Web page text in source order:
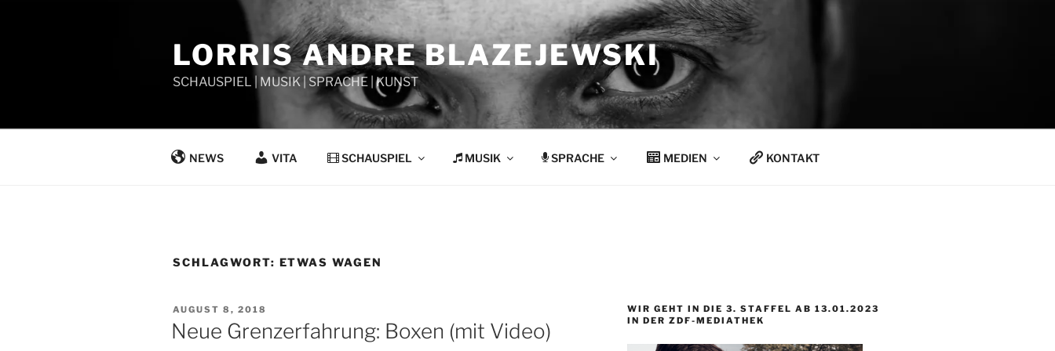
LORRIS ANDRE BLAZEJEWSKI
SCHAUSPIEL | MUSIK | SPRACHE | KUNST
NEWS VITA SCHAUSPIEL MUSIK SPRACHE MEDIEN KONTAKT
SCHLAGWORT: ETWAS WAGEN
VERÖFFENTLICHT
AM
AUGUST 8, 2018
Neue Grenzerfahrung: Boxen (mit Video)
WIR GEHT IN DIE 3. STAFFEL AB 13.01.2023
IN DER ZDF-MEDIATHEK